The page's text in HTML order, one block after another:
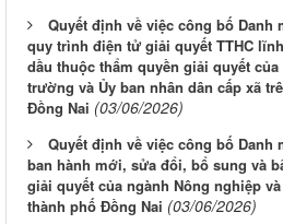
Quyết định về việc công bố Danh
quy trình điện tử giải quyết TTHC
dầu thuộc thẩm quyền giải quyết
trường và Ủy ban nhân dân cấp xã
Đồng Nai (03/06/2026)
Quyết định về việc công bố Danh
ban hành mới, sửa đổi, bổ sung và
giải quyết của ngành Nông nghiệp
thành phố Đồng Nai (03/06/2026)